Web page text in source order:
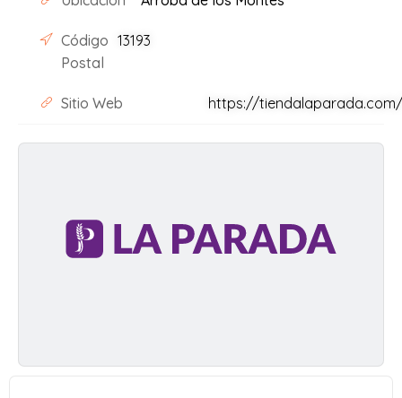
Código
Postal
13193
Sitio Web https://tiendalaparada.com/